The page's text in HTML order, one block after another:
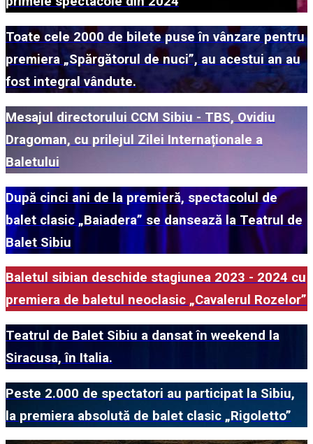
Toate cele 2000 de bilete puse în vânzare pentru
premiera „Spărgătorul de nuci”, au acestui an au
fost integral vândute.
Mesajul directorului CCM Sibiu - TBS, Ovidiu
Dragoman, cu prilejul Zilei Internaționale a
Baletului
După cinci ani de la premieră, spectacolul de
balet clasic „Baiadera” se dansează la Teatrul de
Balet Sibiu
Baletul sibian deschide stagiunea 2023 - 2024 cu
premiera de baletul neoclasic „Cavalerul Rozelor”
Teatrul de Balet Sibiu a dansat în weekend la
Siracusa, în Italia.
Peste 2.000 de spectatori au participat la Sibiu,
la premiera absolută de balet clasic „Rigoletto”